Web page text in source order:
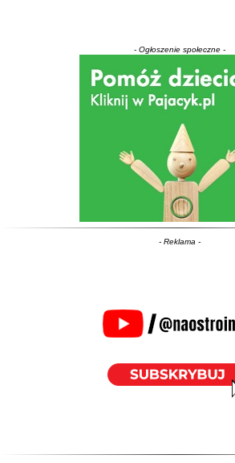
- Ogłoszenie społeczne -
- Reklama -